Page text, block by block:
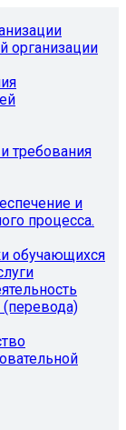
организации
требования
и
процесса.
обучающихся